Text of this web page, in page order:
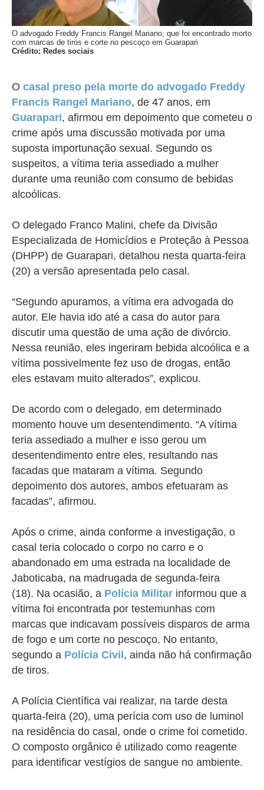
O advogado Freddy Francis Rangel Mariano, que foi encontrado morto
com marcas de tiros e corte no pescoço em Guarapari
Crédito: Redes sociais
O casal preso pela morte do advogado Freddy
Francis Rangel Mariano, de 47 anos, em
Guarapari, afirmou em depoimento que cometeu o
crime após uma discussão motivada por uma
suposta importunação sexual. Segundo os
suspeitos, a vítima teria assediado a mulher
durante uma reunião com consumo de bebidas
alcoólicas.
O delegado Franco Malini, chefe da Divisão
Especializada de Homicídios e Proteção à Pessoa
(DHPP) de Guarapari, detalhou nesta quarta-feira
(20) a versão apresentada pelo casal.
“Segundo apuramos, a vítima era advogada do
autor. Ele havia ido até a casa do autor para
discutir uma questão de uma ação de divórcio.
Nessa reunião, eles ingeriram bebida alcoólica e a
vítima possivelmente fez uso de drogas, então
eles estavam muito alterados”, explicou.
De acordo com o delegado, em determinado
momento houve um desentendimento. “A vítima
teria assediado a mulher e isso gerou um
desentendimento entre eles, resultando nas
facadas que mataram a vítima. Segundo
depoimento dos autores, ambos efetuaram as
facadas”, afirmou.
Após o crime, ainda conforme a investigação, o
casal teria colocado o corpo no carro e o
abandonado em uma estrada na localidade de
Jaboticaba, na madrugada de segunda-feira
(18). Na ocasião, a Polícia Militar informou que a
vítima foi encontrada por testemunhas com
marcas que indicavam possíveis disparos de arma
de fogo e um corte no pescoço. No entanto,
segundo a Polícia Civil, ainda não há confirmação
de tiros.
A Polícia Científica vai realizar, na tarde desta
quarta-feira (20), uma perícia com uso de luminol
na residência do casal, onde o crime foi cometido.
O composto orgânico é utilizado como reagente
para identificar vestígios de sangue no ambiente.